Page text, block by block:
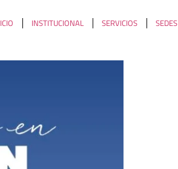
INSTITUCIONAL SERVICIOS SEDES